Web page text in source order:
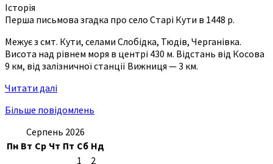
Історія
Перша письмова згадка про село Старі Кути в 1448 р.
Межує з смт. Кути, селами Слобідка, Тюдів, Черганівка.
Висота над рівнем моря в центрі 430 м. Відстань від Косова
9 км, від залізничної станції Вижниця — 3 км.
Читати далі
Більше повідомлень
Серпень 2026
Пн Вт Ср Чт Пт Сб Нд
1
2